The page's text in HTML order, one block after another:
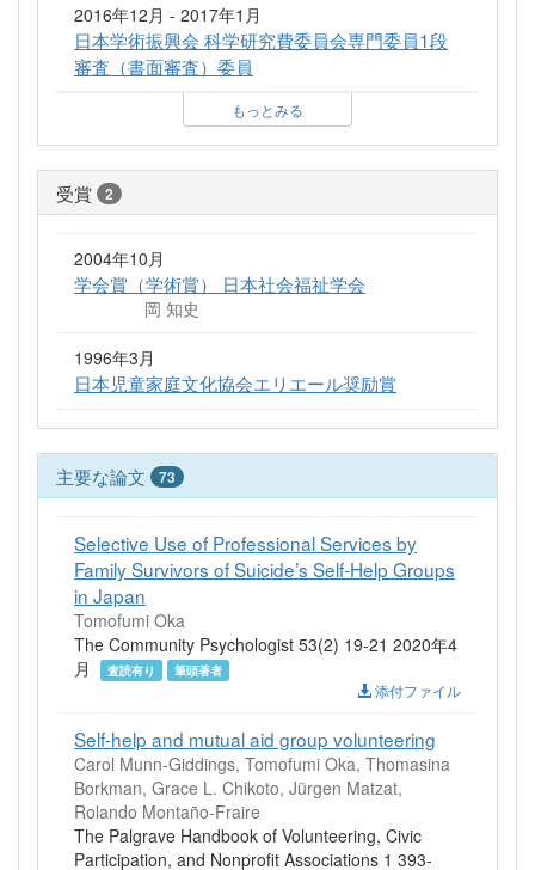
2016年12月 - 2017年1月
日本学術振興会 科学研究費委員会専門委員1段
審査（書面審査）委員
もっとみる
受賞 2
2004年10月
学会賞（学術賞） 日本社会福祉学会
岡 知史
1996年3月
日本児童家庭文化協会エリエール奨励賞
主要な論文 73
Selective Use of Professional Services by
Family Survivors of Suicide’s Self-Help Groups
in Japan
Tomofumi Oka
The Community Psychologist 53(2) 19-21 2020年4
月
査読有り 筆頭著者
添付ファイル
Self-help and mutual aid group volunteering
Carol Munn-Giddings, Tomofumi Oka, Thomasina
Borkman, Grace L. Chikoto, Jürgen Matzat,
Rolando Montaño-Fraire
The Palgrave Handbook of Volunteering, Civic
Participation, and Nonprofit Associations 1 393-